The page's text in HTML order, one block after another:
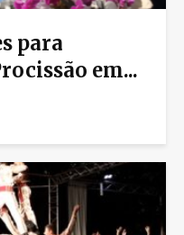
para
em...